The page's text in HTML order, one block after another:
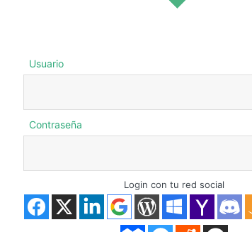
Acceder
Usuario
Contraseña
Login con tu red social